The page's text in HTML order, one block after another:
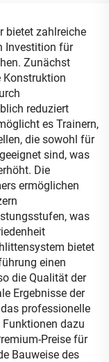
bietet zahlreiche
Investition für
Zunächst
Konstruktion
reduziert
es Trainern,
die sowohl für
sind, was
Die
ermöglichen
was
bietet
einen
die Qualität der
Ergebnisse der
professionelle
dazu
Preise für
Bauweise des